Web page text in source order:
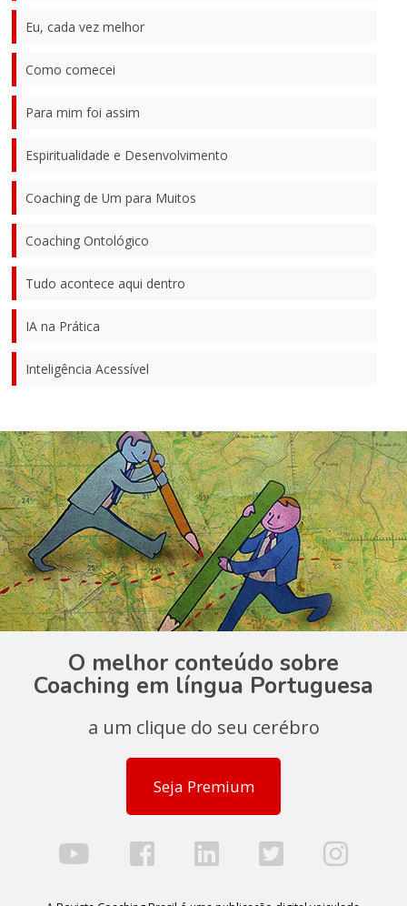
Eu, cada vez melhor
Como comecei
Para mim foi assim
Espiritualidade e Desenvolvimento
Coaching de Um para Muitos
Coaching Ontológico
Tudo acontece aqui dentro
IA na Prática
Inteligência Acessível
O melhor conteúdo sobre
Coaching em língua Portuguesa
a um clique do seu cerébro
Seja Premium